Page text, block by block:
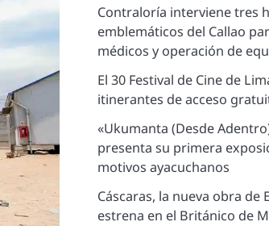
Contraloría interviene tres
emblemáticos del Callao
médicos y operación de
El 30 Festival de Cine de
itinerantes de acceso
«Ukumanta (Desde
presenta su primera
motivos ayacuchanos
Cáscaras, la nueva obra de
estrena en el Británico de